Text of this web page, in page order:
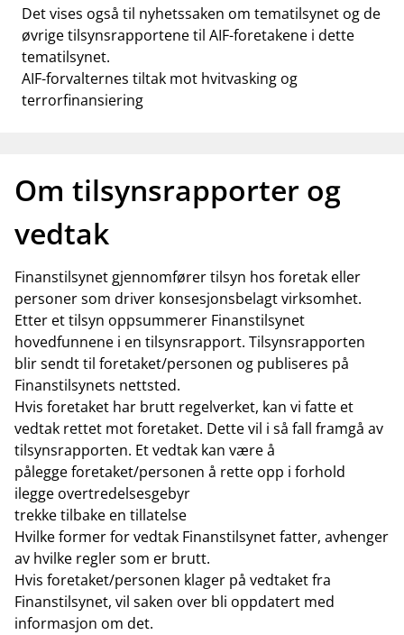
Det vises også til nyhetssaken om tematilsynet og de
øvrige tilsynsrapportene til AIF-foretakene i dette
tematilsynet.
AIF-forvalternes tiltak mot hvitvasking og
terrorfinansiering
Om tilsynsrapporter og
vedtak
Finanstilsynet gjennomfører tilsyn hos foretak eller
personer som driver konsesjonsbelagt virksomhet.
Etter et tilsyn oppsummerer Finanstilsynet
hovedfunnene i en tilsynsrapport. Tilsynsrapporten
blir sendt til foretaket/personen og publiseres på
Finanstilsynets nettsted.
Hvis foretaket har brutt regelverket, kan vi fatte et
vedtak rettet mot foretaket. Dette vil i så fall framgå av
tilsynsrapporten. Et vedtak kan være å
pålegge foretaket/personen å rette opp i forhold
ilegge overtredelsesgebyr
trekke tilbake en tillatelse
Hvilke former for vedtak Finanstilsynet fatter, avhenger
av hvilke regler som er brutt.
Hvis foretaket/personen klager på vedtaket fra
Finanstilsynet, vil saken over bli oppdatert med
informasjon om det.